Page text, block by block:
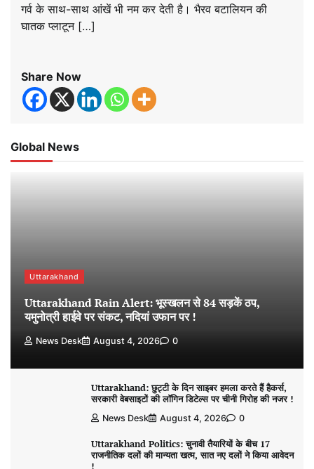
गर्व के साथ-साथ आंखें भी नम कर देती है। भैरव बटालियन की
घातक प्लाटून […]
Share Now
Global News
Uttarakhand
Uttarakhand Rain Alert: भूस्खलन से 84 सड़कें ठप,
यमुनोत्री हाईवे पर संकट, नदियां उफान पर !
News Desk August 4, 2026 0
Uttarakhand: छुट्टी के दिन साइबर हमला करते हैं हैकर्स,
सरकारी वेबसाइटों की लॉगिन डिटेल्स पर चीनी गिरोह की नजर !
News Desk August 4, 2026 0
Uttarakhand Politics: चुनावी तैयारियों के बीच 17
राजनीतिक दलों की मान्यता खत्म, सात नए दलों ने किया आवेदन
!